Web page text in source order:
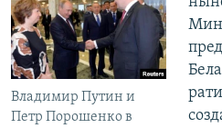
Владимир Путин и
Петр Порошенко в